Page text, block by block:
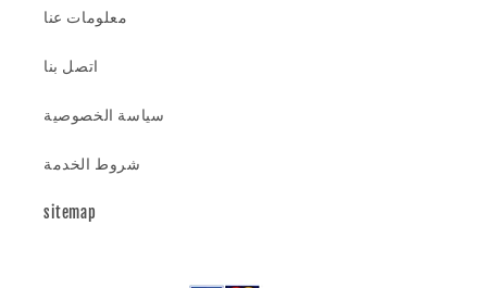
معلومات عنا
اتصل بنا
سياسة الخصوصية
شروط الخدمة
sitemap